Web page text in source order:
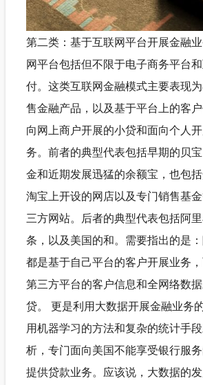
第二类：基于互联网平台开展金融
网平台包括但不限于电子商务平台
付。这类互联网金融模式主要表现
售金融产品，以及基于平台上的客
向网上商户开展的小贷和面向个人
务。前者的典型代表包括早期的贝
金和近期发展迅猛的余额宝，也包
淘宝上开设的网店以及专门销售基
三方网站。后者的典型代表包括阿
条，以及美国的和。需要指出的是
都是基于自己平台的客户开展业务
第三方平台的客户信息和全网络数
贷。 更是利用大数据开展金融业务
用机器学习的方法和复杂的统计手
析，专门面向美国不能享受银行服务
提供贷款业务。应该说，大数据的